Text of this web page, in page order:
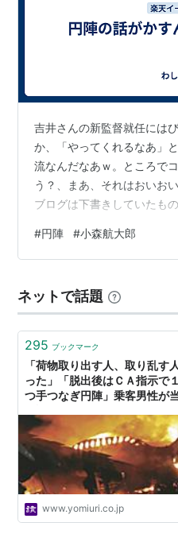
吉井さんの新監督就任には
か、「やってくれるなあ」
流なんだなあｗ。ところで
う？、まあ、それはおいお
ブログは下書きしていたも
とがいろいろ言われている
わいそう」的なものから「
ま、弱いチームは何をやっ
言われるし、だからといっ
になっちゃうし...。ここは
か…
#円陣 #小森航大郎
ネットで話題
295 ブックマーク
「荷物取り出す人、取り乱す
った」「脱出後はＣＡ指示で
つ手つなぎ円陣」乗客男性が
www.yomiuri.co.jp